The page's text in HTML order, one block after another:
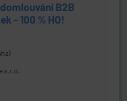
B2B
- 100 % HO!
s.r.o.